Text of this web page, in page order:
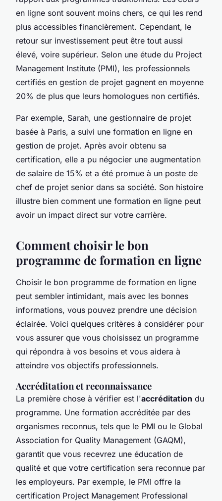
en ligne sont souvent moins chers, ce qui les rend
plus accessibles financièrement. Cependant, le
retour sur investissement peut être tout aussi
élevé, voire supérieur. Selon une étude du Project
Management Institute (PMI), les professionnels
certifiés en gestion de projet gagnent en moyenne
20% de plus que leurs homologues non certifiés.
Par exemple, Sarah, une gestionnaire de projet
basée à Paris, a suivi une formation en ligne en
gestion de projet. Après avoir obtenu sa
certification, elle a pu négocier une augmentation
de salaire de 15% et a été promue à un poste de
chef de projet senior dans sa société. Son histoire
illustre bien comment une formation en ligne peut
avoir un impact direct sur votre carrière.
Comment choisir le bon
programme de formation en ligne
Choisir le bon programme de formation en ligne
peut sembler intimidant, mais avec les bonnes
informations, vous pouvez prendre une décision
éclairée. Voici quelques critères à considérer pour
vous assurer que vous choisissez un programme
qui répondra à vos besoins et vous aidera à
atteindre vos objectifs professionnels.
Accréditation et reconnaissance
La première chose à vérifier est l'accréditation du
programme. Une formation accréditée par des
organismes reconnus, tels que le PMI ou le Global
Association for Quality Management (GAQM),
garantit que vous recevrez une éducation de
qualité et que votre certification sera reconnue par
les employeurs. Par exemple, le PMI offre la
certification Project Management Professional